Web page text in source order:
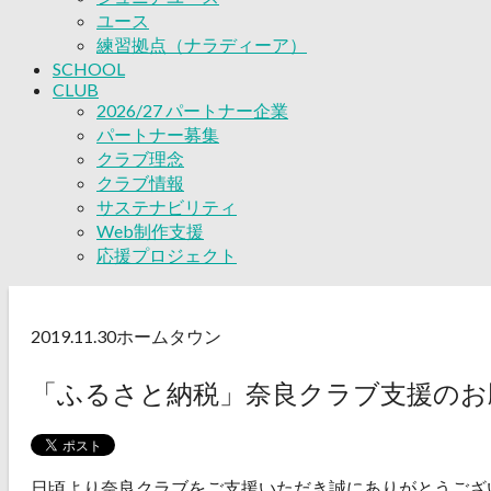
ユース
練習拠点（ナラディーア）
SCHOOL
CLUB
2026/27 パートナー企業
パートナー募集
クラブ理念
クラブ情報
サステナビリティ
Web制作支援
応援プロジェクト
2019.11.30ホームタウン
「ふるさと納税」奈良クラブ支援の
日頃より奈良クラブをご支援いただき誠にありがとうござ